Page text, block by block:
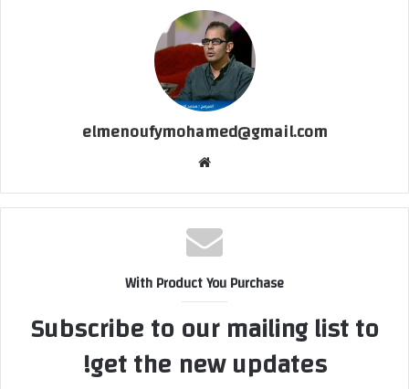
elmenoufymohamed@gmail.com
With Product You Purchase
Subscribe to our mailing list to
get the new updates!